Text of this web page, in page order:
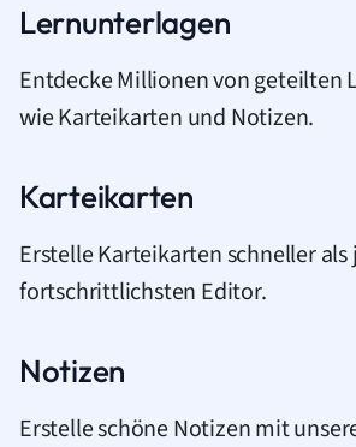
Lernunterlagen
Entdecke Millionen von geteilten
wie Karteikarten und Notizen.
Karteikarten
Erstelle Karteikarten schneller
fortschrittlichsten Editor.
Notizen
Erstelle schöne Notizen mit